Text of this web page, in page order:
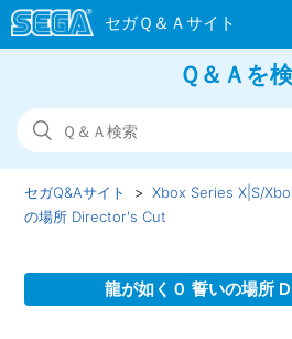
Ｑ＆Ａを
セガQ&Aサイト Xbox Series X|S/
の場所 Director's Cut
龍が如く０ 誓いの場所